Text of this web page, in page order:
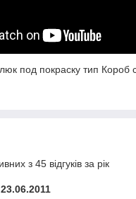
под покраску тип Короб
з 45 відгуків за рік